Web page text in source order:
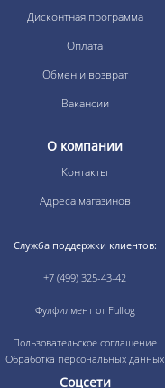
Дисконтная программа
Оплата
Обмен и возврат
Вакансии
О компании
Контакты
Адреса магазинов
Служба поддержки клиентов:
+7 (499) 325-43-42
Фулфилмент от Fulllog
Пользовательское соглашение
Обработка персональных данных
Соцсети